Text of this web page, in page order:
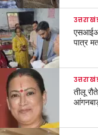
पात्र
तीलू